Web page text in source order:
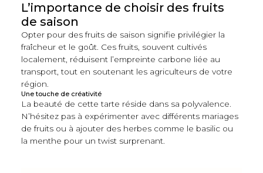
L’importance de choisir des fruits
de saison
Opter pour des fruits de saison signifie privilégier la
fraîcheur et le goût. Ces fruits, souvent cultivés
localement, réduisent l’empreinte carbone liée au
transport, tout en soutenant les agriculteurs de votre
région.
Une touche de créativité
La beauté de cette tarte réside dans sa polyvalence.
N’hésitez pas à expérimenter avec différents mariages
de fruits ou à ajouter des herbes comme le basilic ou
la menthe pour un twist surprenant.